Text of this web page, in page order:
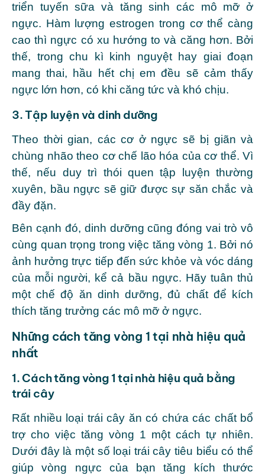
triển tuyến sữa và tăng sinh các mô mỡ ở
ngực. Hàm lượng estrogen trong cơ thể càng
cao thì ngực có xu hướng to và căng hơn. Bởi
thế, trong chu kì kinh nguyệt hay giai đoạn
mang thai, hầu hết chị em đều sẽ cảm thấy
ngực lớn hơn, có khi căng tức và khó chịu.
3. Tập luyện và dinh dưỡng
Theo thời gian, các cơ ở ngực sẽ bị giãn và
chùng nhão theo cơ chế lão hóa của cơ thể. Vì
thế, nếu duy trì thói quen tập luyện thường
xuyên, bầu ngực sẽ giữ được sự săn chắc và
đầy đặn.
Bên cạnh đó, dinh dưỡng cũng đóng vai trò vô
cùng quan trọng trong việc tăng vòng 1. Bởi nó
ảnh hưởng trực tiếp đến sức khỏe và vóc dáng
của mỗi người, kể cả bầu ngực. Hãy tuân thủ
một chế độ ăn dinh dưỡng, đủ chất để kích
thích tăng trưởng các mô mỡ ở ngực.
Những cách tăng vòng 1 tại nhà hiệu quả
nhất
1. Cách tăng vòng 1 tại nhà hiệu quả bằng
trái cây
Rất nhiều loại trái cây ăn có chứa các chất bổ
trợ cho việc tăng vòng 1 một cách tự nhiên.
Dưới đây là một số loại trái cây tiêu biểu có thể
giúp vòng ngực của bạn tăng kích thước